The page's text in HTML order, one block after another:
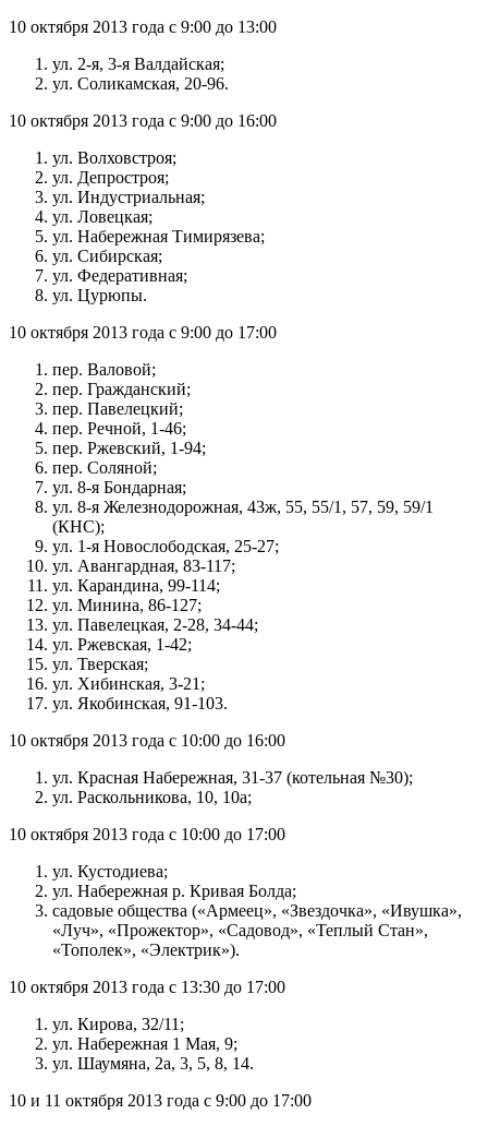
10 октября 2013 года с 9:00 до 13:00
ул. 2-я, 3-я Валдайская;
ул. Соликамская, 20-96.
10 октября 2013 года с 9:00 до 16:00
ул. Волховстроя;
ул. Депростроя;
ул. Индустриальная;
ул. Ловецкая;
ул. Набережная Тимирязева;
ул. Сибирская;
ул. Федеративная;
ул. Цурюпы.
10 октября 2013 года с 9:00 до 17:00
пер. Валовой;
пер. Гражданский;
пер. Павелецкий;
пер. Речной, 1-46;
пер. Ржевский, 1-94;
пер. Соляной;
ул. 8-я Бондарная;
ул. 8-я Железнодорожная, 43ж, 55, 55/1, 57, 59, 59/1
(КНС);
ул. 1-я Новослободская, 25-27;
ул. Авангардная, 83-117;
ул. Карандина, 99-114;
ул. Минина, 86-127;
ул. Павелецкая, 2-28, 34-44;
ул. Ржевская, 1-42;
ул. Тверская;
ул. Хибинская, 3-21;
ул. Якобинская, 91-103.
10 октября 2013 года с 10:00 до 16:00
ул. Красная Набережная, 31-37 (котельная №30);
ул. Раскольникова, 10, 10а;
10 октября 2013 года с 10:00 до 17:00
ул. Кустодиева;
ул. Набережная р. Кривая Болда;
садовые общества («Армеец», «Звездочка», «Ивушка»,
«Луч», «Прожектор», «Садовод», «Теплый Стан»,
«Тополек», «Электрик»).
10 октября 2013 года с 13:30 до 17:00
ул. Кирова, 32/11;
ул. Набережная 1 Мая, 9;
ул. Шаумяна, 2а, 3, 5, 8, 14.
10 и 11 октября 2013 года с 9:00 до 17:00